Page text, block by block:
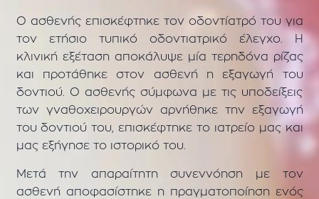
Ο ασθενής επισκέφτηκε τον οδοντίατρό του για
τον ετήσιο τυπικό οδοντιατρικό έλεγχο. Η
κλινική εξέταση αποκάλυψε μία τερηδόνα ρίζας
και προτάθηκε στον ασθενή η εξαγωγή του
δοντιού. Ο ασθενής σύμφωνα με τις υποδείξεις
των γναθοχειρουργών αρνήθηκε την εξαγωγή
του δοντιού του, επισκέφτηκε το ιατρείο μας και
μας εξήγησε το ιστορικό του.
Μετά την απαραίτητη συνεννόηση με τον
ασθενή αποφασίστηκε η πραγματοποίηση ενός